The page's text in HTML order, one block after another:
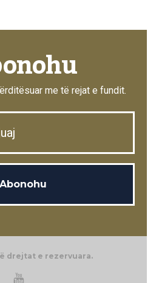
me të rejat e fundit.
drejtat e rezervuara.